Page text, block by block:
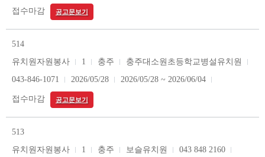
접수마감 공고문보기
514
유치원자원봉사
1 충주
충주대소원초등학교병설유치원
043-846-1071
2026/05/28 2026/05/28 ~ 2026/06/04
접수마감 공고문보기
513
유치원자원봉사
1 충주 보슬유치원
043 848 2160